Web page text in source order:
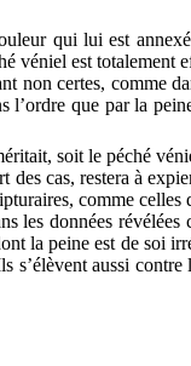
qui lui est
est totalement
non certes, comme
l’ordre que par la
soit le péché
cas, restera à
comme
données
la peine est de soi
s’élèvent aussi